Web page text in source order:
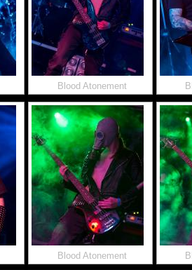
Blood Atonement
Blood Atonement